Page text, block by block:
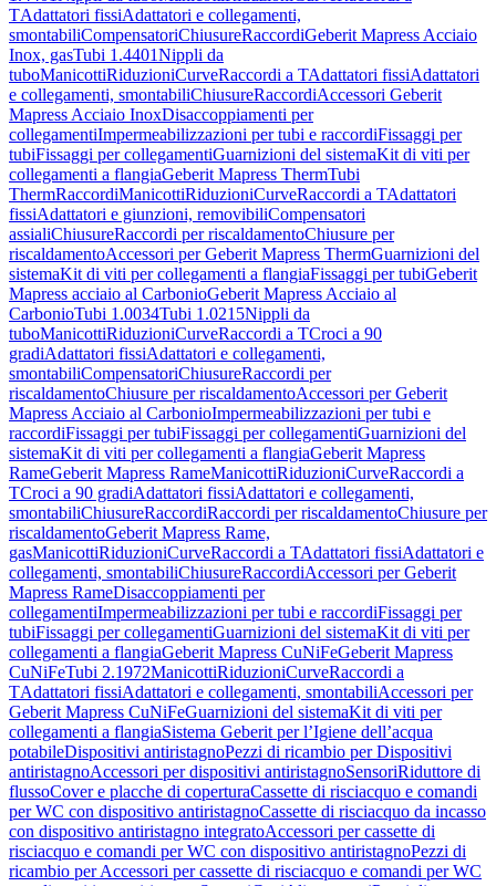
TAdattatori fissiAdattatori e collegamenti,
smontabiliCompensatoriChiusureRaccordiGeberit Mapress Acciaio
Inox, gasTubi 1.4401Nippli da
tuboManicottiRiduzioniCurveRaccordi a TAdattatori fissiAdattatori
e collegamenti, smontabiliChiusureRaccordiAccessori Geberit
Mapress Acciaio InoxDisaccoppiamenti per
collegamentiImpermeabilizzazioni per tubi e raccordiFissaggi per
tubiFissaggi per collegamentiGuarnizioni del sistemaKit di viti per
collegamenti a flangiaGeberit Mapress ThermTubi
ThermRaccordiManicottiRiduzioniCurveRaccordi a TAdattatori
fissiAdattatori e giunzioni, removibiliCompensatori
assialiChiusureRaccordi per riscaldamentoChiusure per
riscaldamentoAccessori per Geberit Mapress ThermGuarnizioni del
sistemaKit di viti per collegamenti a flangiaFissaggi per tubiGeberit
Mapress acciaio al CarbonioGeberit Mapress Acciaio al
CarbonioTubi 1.0034Tubi 1.0215Nippli da
tuboManicottiRiduzioniCurveRaccordi a TCroci a 90
gradiAdattatori fissiAdattatori e collegamenti,
smontabiliCompensatoriChiusureRaccordi per
riscaldamentoChiusure per riscaldamentoAccessori per Geberit
Mapress Acciaio al CarbonioImpermeabilizzazioni per tubi e
raccordiFissaggi per tubiFissaggi per collegamentiGuarnizioni del
sistemaKit di viti per collegamenti a flangiaGeberit Mapress
RameGeberit Mapress RameManicottiRiduzioniCurveRaccordi a
TCroci a 90 gradiAdattatori fissiAdattatori e collegamenti,
smontabiliChiusureRaccordiRaccordi per riscaldamentoChiusure per
riscaldamentoGeberit Mapress Rame,
gasManicottiRiduzioniCurveRaccordi a TAdattatori fissiAdattatori e
collegamenti, smontabiliChiusureRaccordiAccessori per Geberit
Mapress RameDisaccoppiamenti per
collegamentiImpermeabilizzazioni per tubi e raccordiFissaggi per
tubiFissaggi per collegamentiGuarnizioni del sistemaKit di viti per
collegamenti a flangiaGeberit Mapress CuNiFeGeberit Mapress
CuNiFeTubi 2.1972ManicottiRiduzioniCurveRaccordi a
TAdattatori fissiAdattatori e collegamenti, smontabiliAccessori per
Geberit Mapress CuNiFeGuarnizioni del sistemaKit di viti per
collegamenti a flangiaSistema Geberit per l’Igiene dell’acqua
potabileDispositivi antiristagnoPezzi di ricambio per Dispositivi
antiristagnoAccessori per dispositivi antiristagnoSensoriRiduttore di
flussoCover e placche di coperturaCassette di risciacquo e comandi
per WC con dispositivo antiristagnoCassette di risciacquo da incasso
con dispositivo antiristagno integratoAccessori per cassette di
risciacquo e comandi per WC con dispositivo antiristagnoPezzi di
ricambio per Accessori per cassette di risciacquo e comandi per WC